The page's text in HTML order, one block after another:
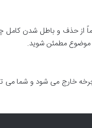
از حذف و باطل شدن کامل
موضوع مطمئن شوید.
خارج می شود و شما می